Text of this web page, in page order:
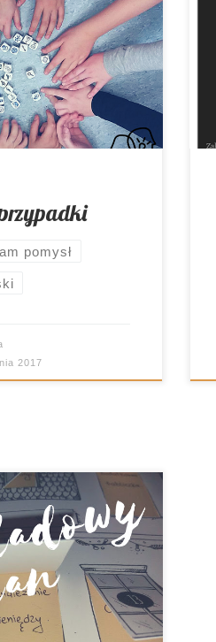
Pomyślicie-
ale za to w
pomysł
2017
Co prawda śniegu
resztki
deszczu),
świąteczna.
“Charliego i